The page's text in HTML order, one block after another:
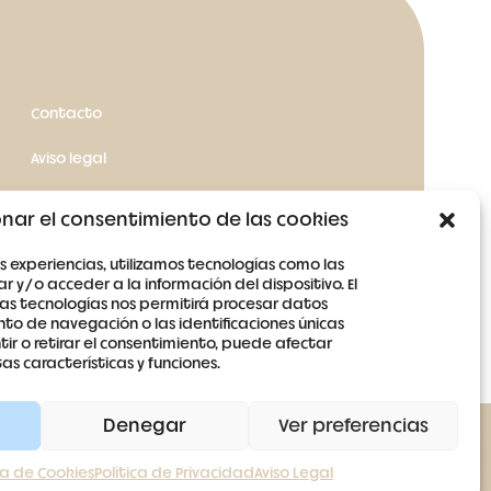
el consentimiento de las cookies
experiencias, utilizamos tecnologías como las
y/o acceder a la información del dispositivo. El
tecnologías nos permitirá procesar datos
de navegación o las identificaciones únicas
o retirar el consentimiento, puede afectar
características y funciones.
Denegar Ver preferencias
de CookiesPolítica de Privacidad Aviso Legal
Contacto
Aviso legal
Política de privacidad